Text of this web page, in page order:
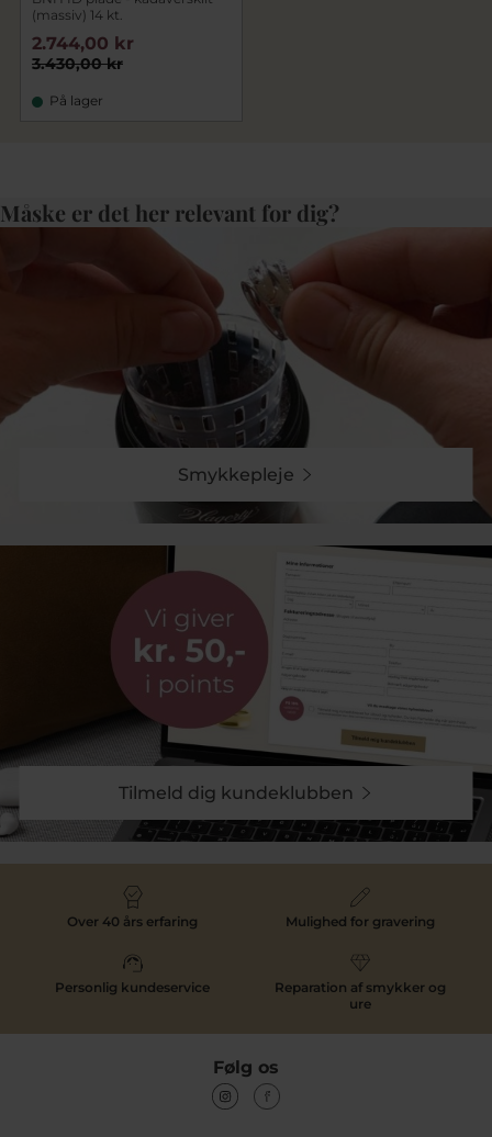
(massiv) 14 kt.
3.430,00 kr
2.744,00 kr
På lager
Måske er det her relevant for dig?
Smykkepleje
Tilmeld dig kundeklubben
Over 40 års erfaring Mulighed for gravering
Personlig kundeservice
Reparation af smykker og
ure
Følg os